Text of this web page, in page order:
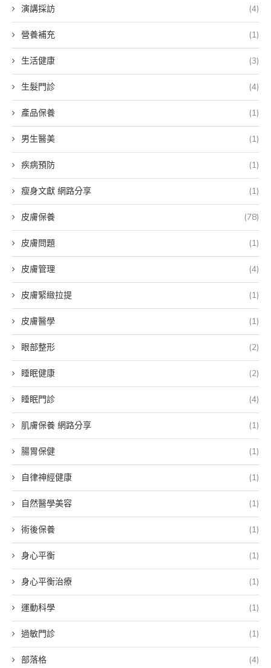
演講採訪 (4)
營養補充 (1)
生活健康 (3)
生髮門診 (4)
產品保養 (1)
男生醫美 (1)
疾病預防 (1)
瘦身文獻 網路分享 (1)
皮膚保養 (78)
皮膚問題 (1)
皮膚管理 (4)
皮膚緊緻拉提 (1)
皮膚醫學 (1)
眼部整形 (2)
睡眠健康 (2)
睡眠門診 (4)
肌膚保養 網路分享 (1)
腸胃保健 (1)
自律神經健康 (1)
自然醫學美容 (1)
術後保養 (1)
身心平衡 (1)
身心平衡治療 (1)
運動科學 (1)
過敏門診 (1)
部落格 (4)